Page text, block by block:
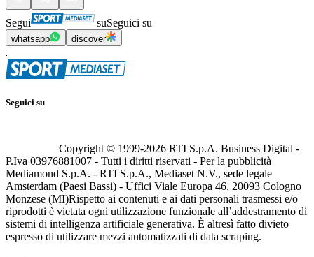
Segui suSeguici su
whatsapp discover
Seguici su
Copyright © 1999-2026 RTI S.p.A. Business Digital -
P.Iva 03976881007 - Tutti i diritti riservati - Per la pubblicità
Mediamond S.p.A. - RTI S.p.A., Mediaset N.V., sede legale
Amsterdam (Paesi Bassi) - Uffici Viale Europa 46, 20093 Cologno
Monzese (MI)Rispetto ai contenuti e ai dati personali trasmessi e/o
riprodotti è vietata ogni utilizzazione funzionale all’addestramento di
sistemi di intelligenza artificiale generativa. È altresì fatto divieto
espresso di utilizzare mezzi automatizzati di data scraping.